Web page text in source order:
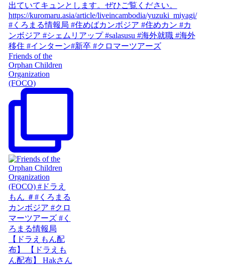
Friends of the
Orphan Children
Organization
(FOCO)
【ドラえもん配
布】 【ドラえも
ん配布】 Hakさん